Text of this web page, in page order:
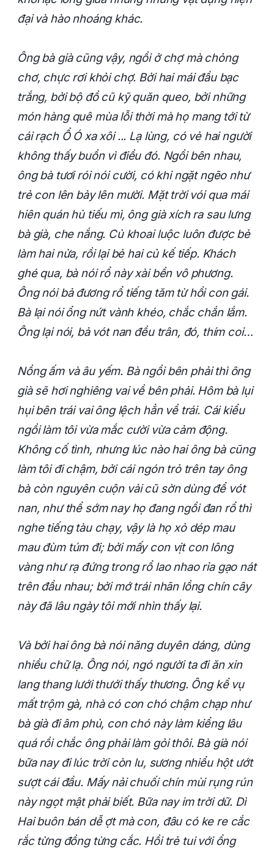
đại và hào nhoáng khác.
Ông bà già cũng vậy, ngồi ở chợ mà chỏng
chơ, chực rơi khỏi chợ. Bởi hai mái đầu bạc
trắng, bởi bộ đồ cũ kỹ quăn queo, bởi những
món hàng quê mùa lỗi thời mà họ mang tới từ
cái rạch Ổ Ó xa xôi ... Lạ lùng, có vẻ hai người
không thấy buồn vì điều đó. Ngồi bên nhau,
ông bà tươi rói nói cười, có khi ngặt ngẽo như
trẻ con lên bảy lên mười. Mặt trời vói qua mái
hiên quán hủ tiếu mì, ông già xích ra sau lưng
bà già, che nắng. Củ khoai luộc luôn được bẻ
làm hai nửa, rồi lại bẻ hai củ kế tiếp. Khách
ghé qua, bà nói rổ này xài bền vô phương.
Ông nói bả đương rổ tiếng tăm từ hồi con gái.
Bà lại nói ổng nứt vành khéo, chắc chắn lắm.
Ông lại nói, bả vót nan đều trân, đó, thím coi…
Nồng ấm và âu yếm. Bà ngồi bên phải thì ông
già sẽ hơi nghiêng vai về bên phải. Hôm bà lụi
hụi bên trái vai ông lệch hẳn về trái. Cái kiểu
ngồi làm tôi vừa mắc cười vừa cảm động.
Không cố tình, nhưng lúc nào hai ông bà cũng
làm tôi đi chậm, bởi cái ngón trỏ trên tay ông
bà còn nguyên cuộn vải cũ sờn dùng để vót
nan, như thể sớm nay họ đang ngồi đan rổ thì
nghe tiếng tàu chạy, vậy là họ xỏ dép mau
mau đùm túm đi; bởi mấy con vịt con lông
vàng như rạ đứng trong rổ lao nhao rỉa gạo nát
trên đầu nhau; bởi mớ trái nhãn lồng chín cây
này đã lâu ngày tôi mới nhìn thấy lại.
Và bởi hai ông bà nói năng duyên dáng, dùng
nhiều chữ lạ. Ông nói, ngó người ta đi ăn xin
lang thang lưới thưới thấy thương. Ông kể vụ
mất trộm gà, nhà có con chó chậm chạp như
bà già đi âm phủ, con chó này làm kiểng lâu
quá rồi chắc ông phải làm gỏi thôi. Bà già nói
bữa nay đi lúc trời còn lu, sương nhiểu hột ướt
sượt cái đầu. Mấy nải chuối chín mùi rụng rún
này ngọt mật phải biết. Bữa nay im trời dữ. Dì
Hai buôn bán dễ ợt mà con, đâu có ke re cắc
rắc từng đồng từng cắc. Hồi trẻ tui với ổng